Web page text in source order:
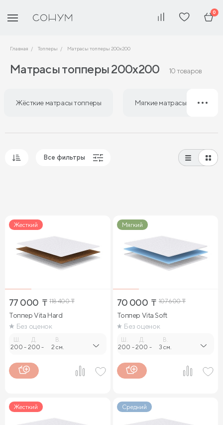
0
Главная Топперы Матрасы топперы 200х200
Матрасы топперы 200х200 10 товаров
Жёсткие матрасы топперы Мягкие матрасы топперы
Все фильтры
Жесткий
77 000 ₸ 118 400₸
Топпер Vita Hard
Без оценок
Ш.
200 -
Д.
200 -
В.
2 см.
Мягкий
70 000 ₸ 107 600₸
Топпер Vita Soft
Без оценок
Ш.
200 -
Д.
200 -
В.
3 см.
Жесткий Средний